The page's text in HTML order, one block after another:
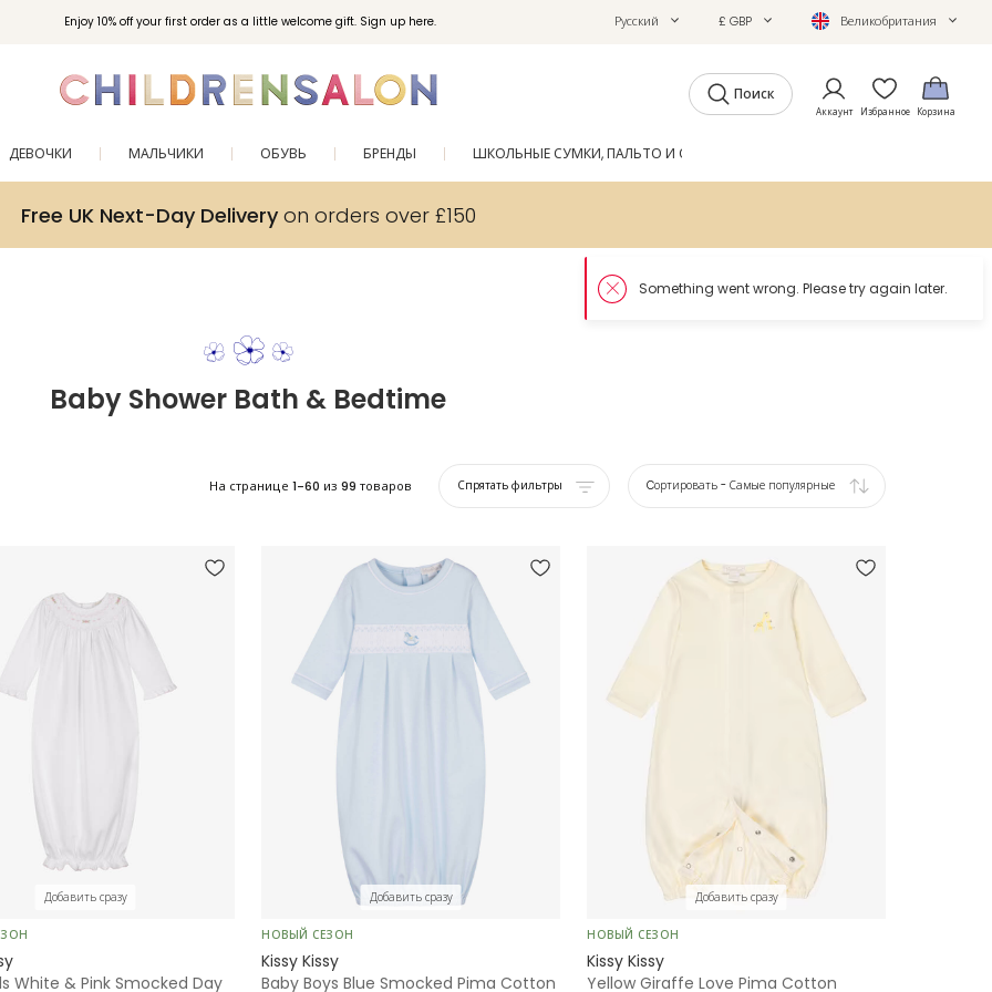
Enjoy 10% off your first order as a little welcome gift. Sign up here. Русский £ GBP Великобритания
Поиск
Аккаунт Избранное Корзина
ДЕВОЧКИ МАЛЬЧИКИ ОБУВЬ БРЕНДЫ ШКОЛЬНЫЕ СУМКИ, ПАЛЬТО И ОБУВЬ
Free UK Next-Day Deliveryon orders over £150
Baby Shower Bath & Bedtime
На странице 1-60 из 99 товаров Спрятать фильтры Cортировать - Самые популярные
Добавить сразу
White & Pink Smocked Day
Добавить сразу
НОВЫЙ СЕЗОН
Kissy Kissy
Baby Boys Blue Smocked Pima Cotton
Добавить сразу
НОВЫЙ СЕЗОН
Kissy Kissy
Yellow Giraffe Love Pima Cotton